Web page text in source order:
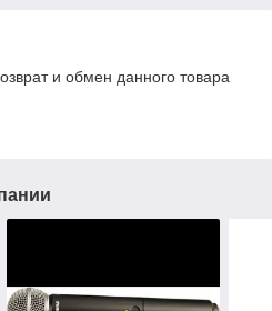
и обмен данного товара